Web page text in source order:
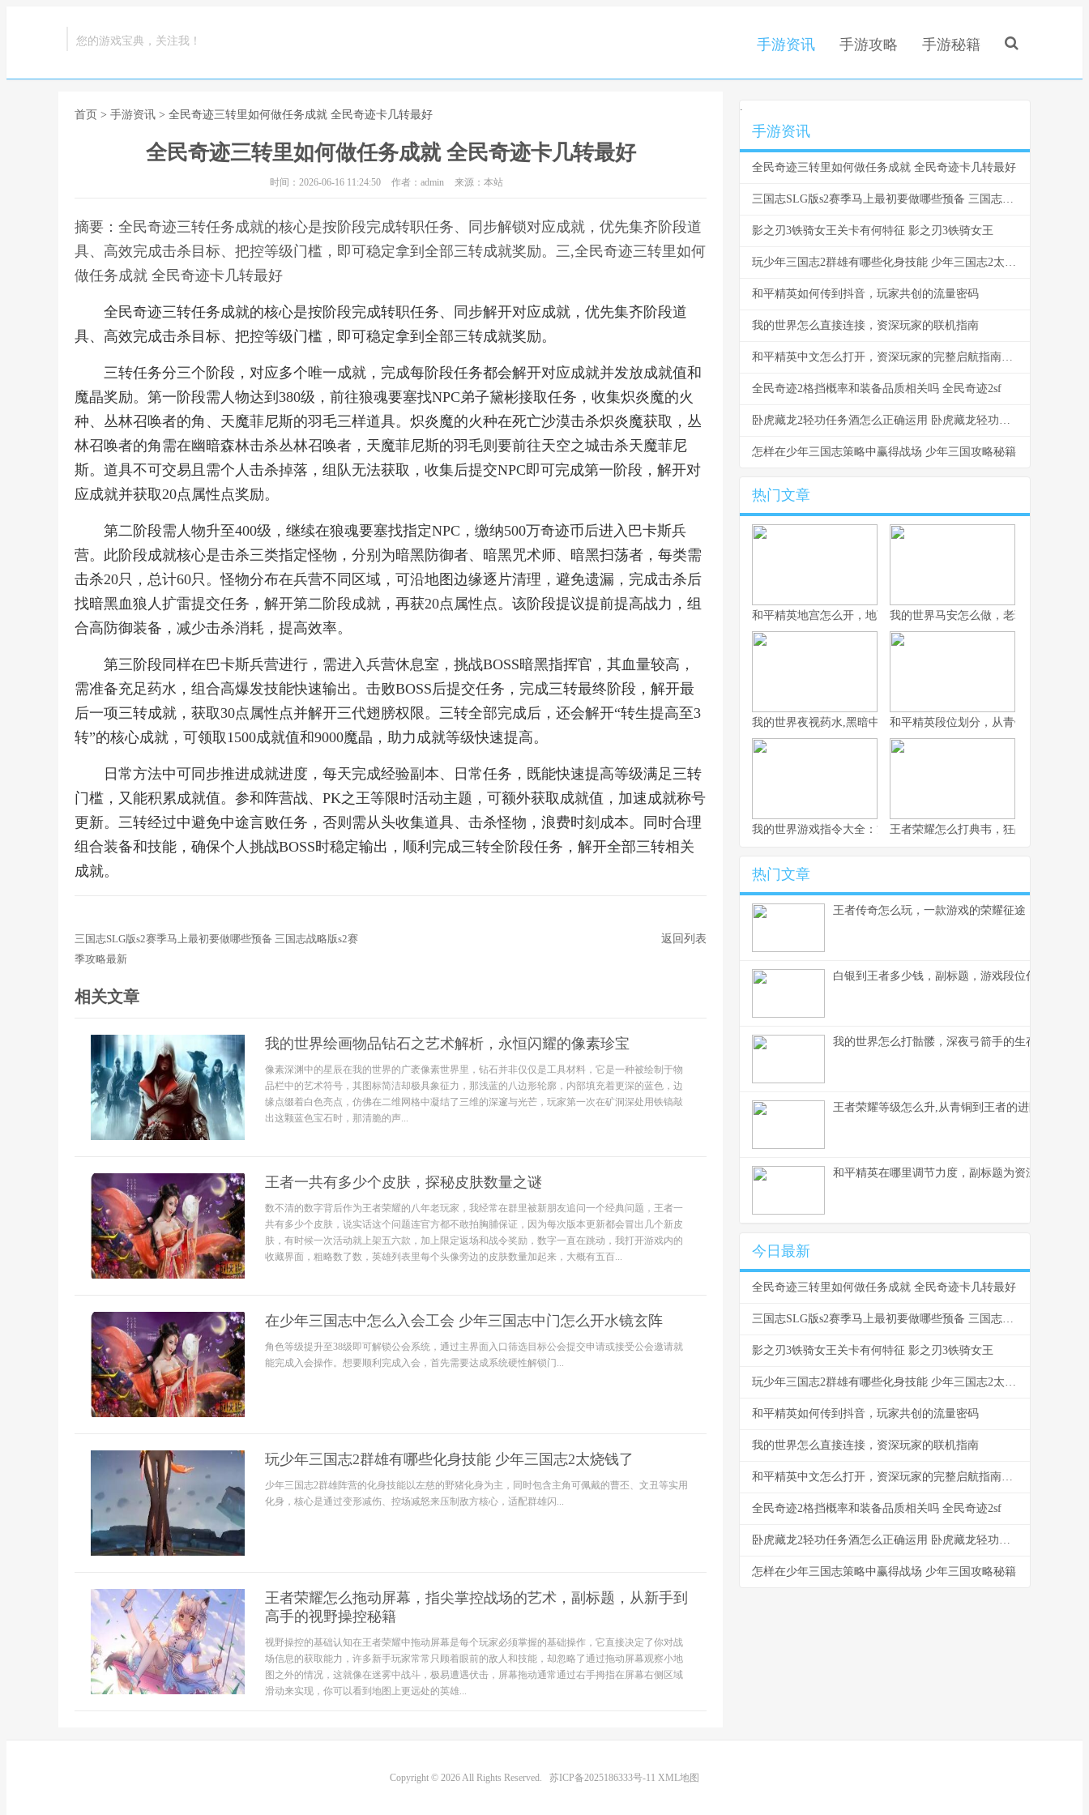
您的游戏宝典，关注我！ 手游资讯 手游攻略 手游秘籍
首页 > 手游资讯 > 全民奇迹三转里如何做任务成就 全民奇迹卡几转最好
全民奇迹三转里如何做任务成就 全民奇迹卡几转最好
时间：2026-06-16 11:24:50 作者：admin 来源：本站
摘要：全民奇迹三转任务成就的核心是按阶段完成转职任务、同步解锁对应成就，优先集齐阶段道
具、高效完成击杀目标、把控等级门槛，即可稳定拿到全部三转成就奖励。三,全民奇迹三转里如何
做任务成就 全民奇迹卡几转最好
全民奇迹三转任务成就的核心是按阶段完成转职任务、同步解开对应成就，优先集齐阶段道
具、高效完成击杀目标、把控等级门槛，即可稳定拿到全部三转成就奖励。
三转任务分三个阶段，对应多个唯一成就，完成每阶段任务都会解开对应成就并发放成就值和
魔晶奖励。第一阶段需人物达到380级，前往狼魂要塞找NPC弟子黛彬接取任务，收集炽炎魔的火
种、丛林召唤者的角、天魔菲尼斯的羽毛三样道具。炽炎魔的火种在死亡沙漠击杀炽炎魔获取，丛
林召唤者的角需在幽暗森林击杀丛林召唤者，天魔菲尼斯的羽毛则要前往天空之城击杀天魔菲尼
斯。道具不可交易且需个人击杀掉落，组队无法获取，收集后提交NPC即可完成第一阶段，解开对
应成就并获取20点属性点奖励。
第二阶段需人物升至400级，继续在狼魂要塞找指定NPC，缴纳500万奇迹币后进入巴卡斯兵
营。此阶段成就核心是击杀三类指定怪物，分别为暗黑防御者、暗黑咒术师、暗黑扫荡者，每类需
击杀20只，总计60只。怪物分布在兵营不同区域，可沿地图边缘逐片清理，避免遗漏，完成击杀后
找暗黑血狼人扩雷提交任务，解开第二阶段成就，再获20点属性点。该阶段提议提前提高战力，组
合高防御装备，减少击杀消耗，提高效率。
第三阶段同样在巴卡斯兵营进行，需进入兵营休息室，挑战BOSS暗黑指挥官，其血量较高，
需准备充足药水，组合高爆发技能快速输出。击败BOSS后提交任务，完成三转最终阶段，解开最
后一项三转成就，获取30点属性点并解开三代翅膀权限。三转全部完成后，还会解开“转生提高至3
转”的核心成就，可领取1500成就值和9000魔晶，助力成就等级快速提高。
日常方法中可同步推进成就进度，每天完成经验副本、日常任务，既能快速提高等级满足三转
门槛，又能积累成就值。参和阵营战、PK之王等限时活动主题，可额外获取成就值，加速成就称号
更新。三转经过中避免中途言败任务，否则需从头收集道具、击杀怪物，浪费时刻成本。同时合理
组合装备和技能，确保个人挑战BOSS时稳定输出，顺利完成三转全阶段任务，解开全部三转相关
成就。
三国志SLG版s2赛季马上最初要做哪些预备 三国志战略版s2赛
季攻略最新
返回列表
相关文章
我的世界绘画物品钻石之艺术解析，永恒闪耀的像素珍宝
像素深渊中的星辰在我的世界的广袤像素世界里，钻石并非仅仅是工具材料，它是一种被绘制于物
品栏中的艺术符号，其图标简洁却极具象征力，那浅蓝的八边形轮廓，内部填充着更深的蓝色，边
缘点缀着白色亮点，仿佛在二维网格中凝结了三维的深邃与光芒，玩家第一次在矿洞深处用铁镐敲
出这颗蓝色宝石时，那清脆的声...
王者一共有多少个皮肤，探秘皮肤数量之谜
数不清的数字背后作为王者荣耀的八年老玩家，我经常在群里被新朋友追问一个经典问题，王者一
共有多少个皮肤，说实话这个问题连官方都不敢拍胸脯保证，因为每次版本更新都会冒出几个新皮
肤，有时候一次活动就上架五六款，加上限定返场和战令奖励，数字一直在跳动，我打开游戏内的
收藏界面，粗略数了数，英雄列表里每个头像旁边的皮肤数量加起来，大概有五百...
在少年三国志中怎么入会工会 少年三国志中门怎么开水镜玄阵
角色等级提升至38级即可解锁公会系统，通过主界面入口筛选目标公会提交申请或接受公会邀请就
能完成入会操作。想要顺利完成入会，首先需要达成系统硬性解锁门...
玩少年三国志2群雄有哪些化身技能 少年三国志2太烧钱了
少年三国志2群雄阵营的化身技能以左慈的野猪化身为主，同时包含主角可佩戴的曹丕、文丑等实用
化身，核心是通过变形减伤、控场减怒来压制敌方核心，适配群雄闪...
王者荣耀怎么拖动屏幕，指尖掌控战场的艺术，副标题，从新手到
高手的视野操控秘籍
视野操控的基础认知在王者荣耀中拖动屏幕是每个玩家必须掌握的基础操作，它直接决定了你对战
场信息的获取能力，许多新手玩家常常只顾着眼前的敌人和技能，却忽略了通过拖动屏幕观察小地
图之外的情况，这就像在迷雾中战斗，极易遭遇伏击，屏幕拖动通常通过右手拇指在屏幕右侧区域
滑动来实现，你可以看到地图上更远处的英雄...
.
手游资讯
全民奇迹三转里如何做任务成就 全民奇迹卡几转最好
三国志SLG版s2赛季马上最初要做哪些预备 三国志战略版s2赛季攻略最新
影之刃3铁骑女王关卡有何特征 影之刃3铁骑女王
玩少年三国志2群雄有哪些化身技能 少年三国志2太烧钱了
和平精英如何传到抖音，玩家共创的流量密码
我的世界怎么直接连接，资深玩家的联机指南
和平精英中文怎么打开，资深玩家的完整启航指南，副标题，从下载到实战的详尽教程
全民奇迹2格挡概率和装备品质相关吗 全民奇迹2sf
卧虎藏龙2轻功任务酒怎么正确运用 卧虎藏龙轻功任务怎么做
怎样在少年三国志策略中赢得战场 少年三国攻略秘籍
热门文章
和平精英地宫怎么开，地下迷城的探险指南我的世界马安怎么做，老玩家教你获得
我的世界夜视药水,黑暗中的黄金钥匙,副标题,从酿造到探险的完整
和平精英段位划分，从青铜到战神的血
我的世界游戏指令大全：方块世界的代码艺术王者荣耀怎么打典韦，狂战士的克制
热门文章
王者传奇怎么玩，一款游戏的荣耀征途
白银到王者多少钱，副标题，游戏段位代练市场的
我的世界怎么打骷髅，深夜弓箭手的生存指南
王者荣耀等级怎么升,从青铜到王者的进阶之路副标
和平精英在哪里调节力度，副标题为资深玩家分享
今日最新
全民奇迹三转里如何做任务成就 全民奇迹卡几转最好
三国志SLG版s2赛季马上最初要做哪些预备 三国志战略版s2赛季攻略最新
影之刃3铁骑女王关卡有何特征 影之刃3铁骑女王
玩少年三国志2群雄有哪些化身技能 少年三国志2太烧钱了
和平精英如何传到抖音，玩家共创的流量密码
我的世界怎么直接连接，资深玩家的联机指南
和平精英中文怎么打开，资深玩家的完整启航指南，副标题，从下载到实战的详尽教程
全民奇迹2格挡概率和装备品质相关吗 全民奇迹2sf
卧虎藏龙2轻功任务酒怎么正确运用 卧虎藏龙轻功任务怎么做
怎样在少年三国志策略中赢得战场 少年三国攻略秘籍
Copyright © 2026 All Rights Reserved. 苏ICP备2025186333号-11 XML地图